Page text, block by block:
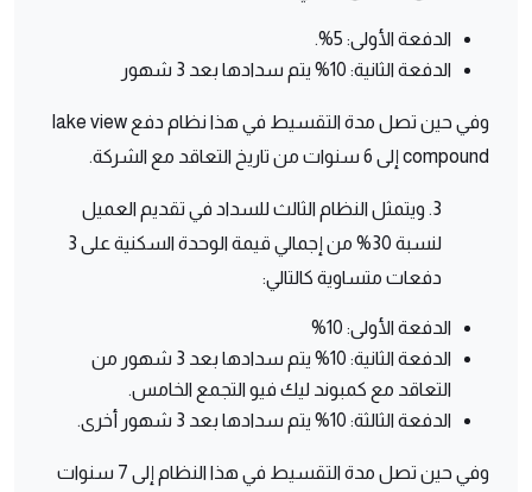
الدفعة الأولى: 5%.
الدفعة الثانية: 10% يتم سدادها بعد 3 شهور
وفي حين تصل مدة التقسيط في هذا نظام دفع lake view
compound إلى 6 سنوات من تاريخ التعاقد مع الشركة.
3. ويتمثل النظام الثالث للسداد في تقديم العميل
لنسبة 30% من إجمالي قيمة الوحدة السكنية على 3
دفعات متساوية كالتالي:
الدفعة الأولى: 10%
الدفعة الثانية: 10% يتم سدادها بعد 3 شهور من
التعاقد مع كمبوند ليك فيو التجمع الخامس.
الدفعة الثالثة: 10% يتم سدادها بعد 3 شهور أخرى.
وفي حين تصل مدة التقسيط في هذا النظام إلى 7 سنوات